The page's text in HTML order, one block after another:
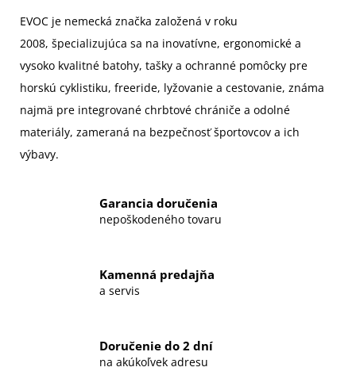
EVOC je nemecká značka založená v roku
2008, špecializujúca sa na inovatívne, ergonomické a
vysoko kvalitné batohy, tašky a ochranné pomôcky pre
horskú cyklistiku, freeride, lyžovanie a cestovanie, známa
najmä pre integrované chrbtové chrániče a odolné
materiály, zameraná na bezpečnosť športovcov a ich
výbavy.
Garancia doručenia
nepoškodeného tovaru
Kamenná predajňa
a servis
Doručenie do 2 dní
na akúkoľvek adresu